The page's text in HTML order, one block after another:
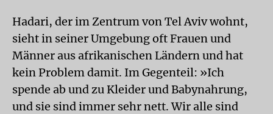
Hadari, der im Zentrum von Tel Aviv wohnt,
sieht in seiner Umgebung oft Frauen und
Männer aus afrikanischen Ländern und hat
kein Problem damit. Im Gegenteil: »Ich
spende ab und zu Kleider und Babynahrung,
und sie sind immer sehr nett. Wir alle sind